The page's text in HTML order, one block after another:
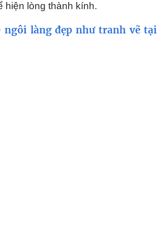
hiện lòng thành kính.
ngôi làng đẹp như tranh vẽ tại